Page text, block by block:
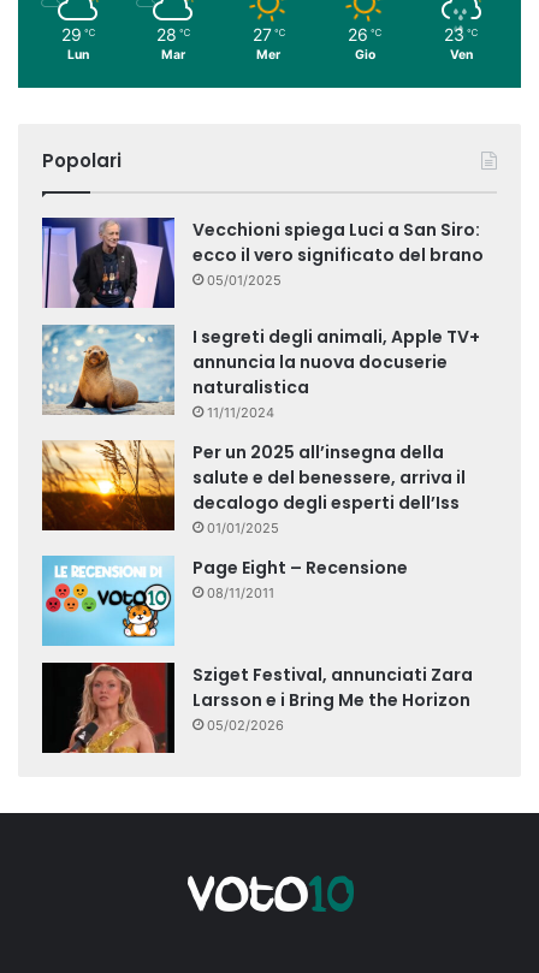
29 ℃
Lun
28 ℃
Mar
27 ℃
Mer
26 ℃
Gio
23 ℃
Ven
Popolari
Vecchioni spiega Luci a San Siro:
ecco il vero significato del brano
05/01/2025
I segreti degli animali, Apple TV+
annuncia la nuova docuserie
naturalistica
11/11/2024
Per un 2025 all’insegna della
salute e del benessere, arriva il
decalogo degli esperti dell’Iss
01/01/2025
Page Eight – Recensione
08/11/2011
Sziget Festival, annunciati Zara
Larsson e i Bring Me the Horizon
05/02/2026